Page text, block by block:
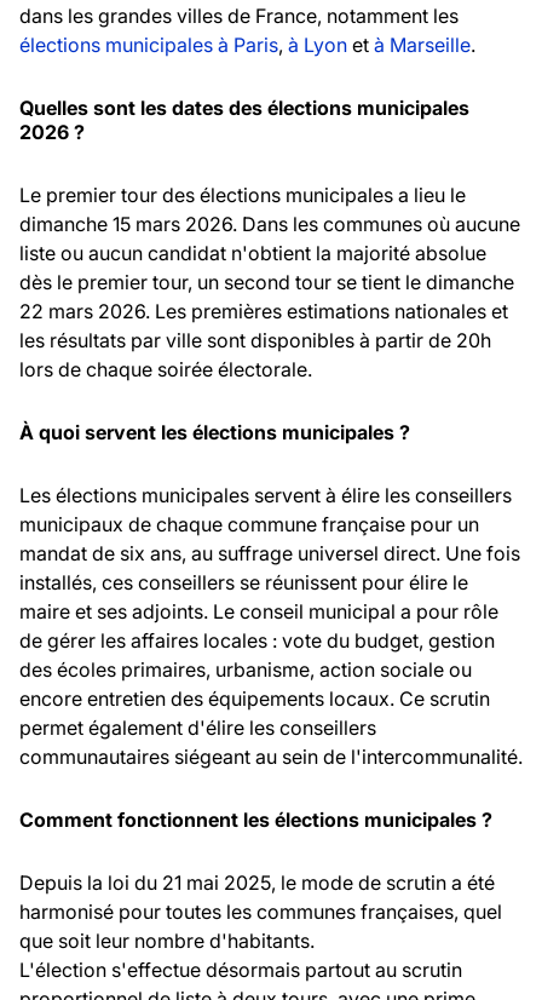
dans les grandes villes de France, notamment les
élections municipales à Paris, à Lyon et à Marseille.
Quelles sont les dates des élections municipales
2026 ?
Le premier tour des élections municipales a lieu le
dimanche 15 mars 2026. Dans les communes où aucune
liste ou aucun candidat n'obtient la majorité absolue
dès le premier tour, un second tour se tient le dimanche
22 mars 2026. Les premières estimations nationales et
les résultats par ville sont disponibles à partir de 20h
lors de chaque soirée électorale.
À quoi servent les élections municipales ?
Les élections municipales servent à élire les conseillers
municipaux de chaque commune française pour un
mandat de six ans, au suffrage universel direct. Une fois
installés, ces conseillers se réunissent pour élire le
maire et ses adjoints. Le conseil municipal a pour rôle
de gérer les affaires locales : vote du budget, gestion
des écoles primaires, urbanisme, action sociale ou
encore entretien des équipements locaux. Ce scrutin
permet également d'élire les conseillers
communautaires siégeant au sein de l'intercommunalité.
Comment fonctionnent les élections municipales ?
Depuis la loi du 21 mai 2025, le mode de scrutin a été
harmonisé pour toutes les communes françaises, quel
que soit leur nombre d'habitants.
L'élection s'effectue désormais partout au scrutin